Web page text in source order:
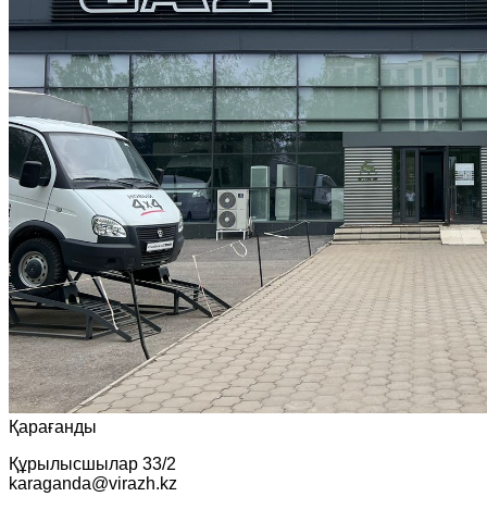
Қарағанды
Құрылысшылар 33/2
karaganda@virazh.kz